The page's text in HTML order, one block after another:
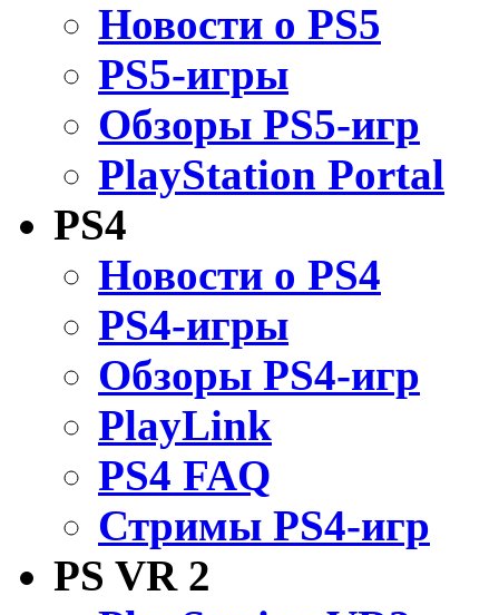
Новости о PS5
PS5-игры
Обзоры PS5-игр
PlayStation Portal
PS4
Новости о PS4
PS4-игры
Обзоры PS4-игр
PlayLink
PS4 FAQ
Стримы PS4-игр
PS VR 2